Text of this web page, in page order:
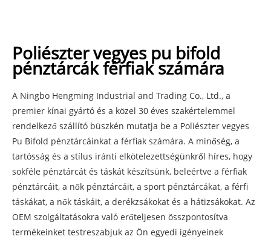
Poliészter vegyes pu bifold
pénztárcák férfiak számára
A Ningbo Hengming Industrial and Trading Co., Ltd., a
premier kínai gyártó és a közel 30 éves szakértelemmel
rendelkező szállító büszkén mutatja be a Poliészter vegyes
Pu Bifold pénztárcáinkat a férfiak számára. A minőség, a
tartósság és a stílus iránti elkötelezettségünkről híres, hogy
sokféle pénztárcát és táskát készítsünk, beleértve a férfiak
pénztárcáit, a nők pénztárcáit, a sport pénztárcákat, a férfi
táskákat, a nők táskáit, a derékzsákokat és a hátizsákokat. Az
OEM szolgáltatásokra való erőteljesen összpontosítva
termékeinket testreszabjuk az Ön egyedi igényeinek